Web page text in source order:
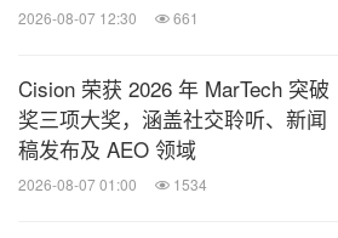
2026-08-07 12:30 661
Cision 荣获 2026 年 MarTech 突破
奖三项大奖，涵盖社交聆听、新闻
稿发布及 AEO 领域
2026-08-07 01:00 1534